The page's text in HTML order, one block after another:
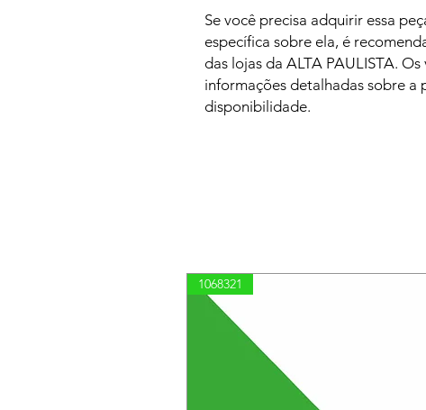
Se você precisa adquirir essa
específica sobre ela, é
das lojas da ALTA PAULISTA.
informações detalhadas sobre a
disponibilidade.
1068321